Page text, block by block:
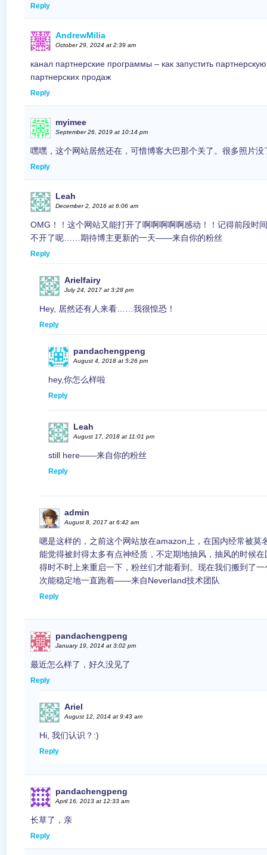
Reply
AndrewMilia
October 29, 2024 at 2:39 am
канал партнерские программы – как запустить
партнерских продаж
Reply
myimee
September 26, 2019 at 10:14 pm
嘿嘿，这个网站居然还在，可惜博客大巴那个关了。很多照片没
Reply
Leah
December 2, 2016 at 6:06 am
OMG！！这个网站又能打开了啊啊啊啊啊感动！！记得前段时
不开了呢……期待博主更新的一天——来自你的粉丝
Reply
Arielfairy
July 24, 2017 at 3:28 pm
Hey, 居然还有人来看……我很惶恐！
Reply
pandachengpeng
August 4, 2018 at 5:26 pm
hey,你怎么样啦
Reply
Leah
August 17, 2018 at 11:01 pm
still here——来自你的粉丝
Reply
admin
August 8, 2017 at 6:42 am
嗯是这样的，之前这个网站放在amazon上，在国内经常被莫
能觉得被封得太多有点神经质，不定期地抽风，抽风的时候
得时不时上来重启一下，粉丝们才能看到。现在我们搬到了
次能稳定地一直跑着——来自Neverland技术团队
Reply
pandachengpeng
January 19, 2014 at 3:02 pm
最近怎么样了，好久没见了
Reply
Ariel
August 12, 2014 at 9:43 am
Hi, 我们认识？:)
Reply
pandachengpeng
April 16, 2013 at 12:33 am
长草了，亲
Reply